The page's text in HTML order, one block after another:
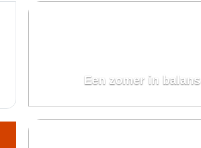
Een zomer in balans